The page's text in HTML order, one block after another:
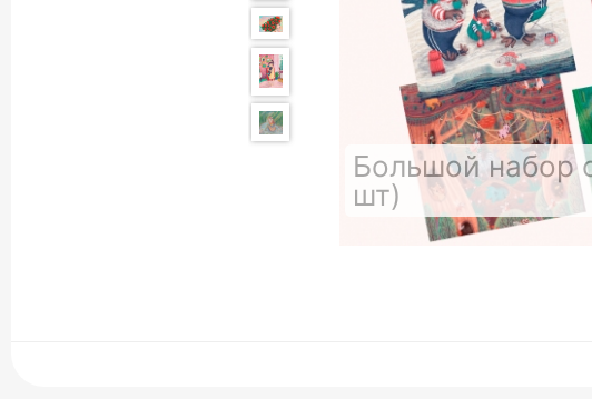
Большой набор
шт)